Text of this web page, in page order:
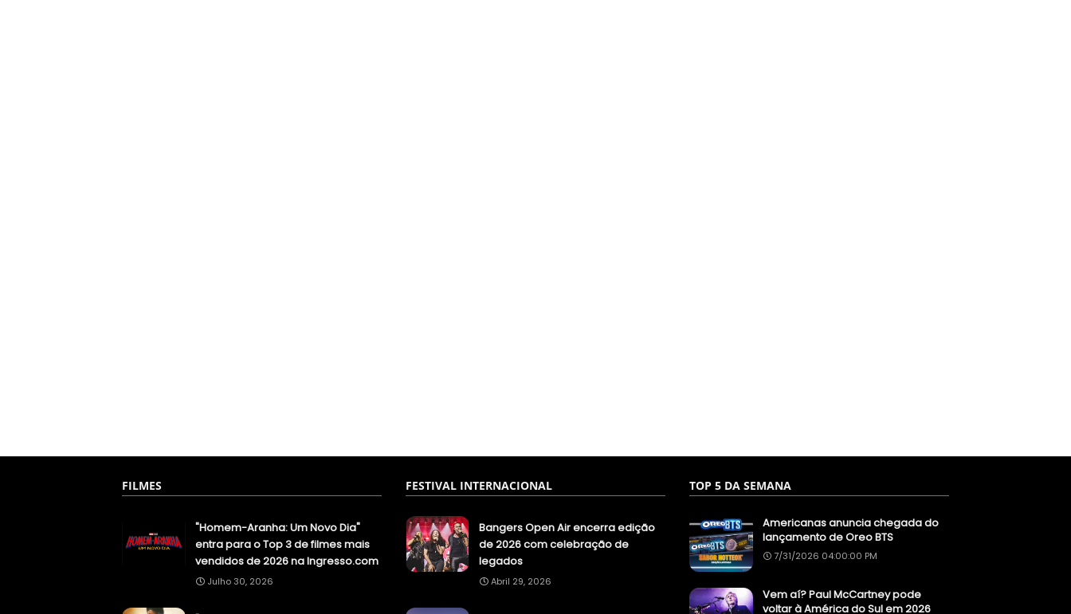
FILMES
"Homem-Aranha: Um Novo Dia"
entra para o Top 3 de filmes mais
vendidos de 2026 na Ingresso.com
Julho 30, 2026
FESTIVAL INTERNACIONAL
Bangers Open Air encerra edição
de 2026 com celebração de
legados
Abril 29, 2026
TOP 5 DA SEMANA
Americanas anuncia chegada do
lançamento de Oreo BTS
7/31/2026 04:00:00 PM
Vem aí? Paul McCartney pode
voltar à América do Sul em 2026